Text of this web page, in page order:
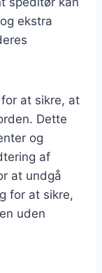
ekstra
at sikre, at
Dette
og
af
at undgå
for at sikre,
uden